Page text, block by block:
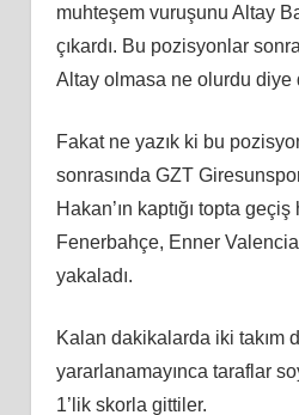
muhteşem vuruşunu Altay
çıkardı. Bu pozisyonlar
Altay olmasa ne olurdu diye
Fakat ne yazık ki bu
sonrasında GZT
Hakan’ın kaptığı topta
Fenerbahçe, Enner
yakaladı.
Kalan dakikalarda iki takım
yararlanamayınca taraflar
1’lik skorla gittiler.